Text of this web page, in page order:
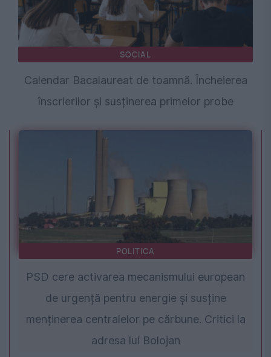
SOCIAL
Calendar Bacalaureat de toamnă. Încheierea
înscrierilor și susținerea primelor probe
POLITICA
PSD cere activarea mecanismului european
de urgență pentru energie și susține
menținerea centralelor pe cărbune. Critici la
adresa lui Bolojan